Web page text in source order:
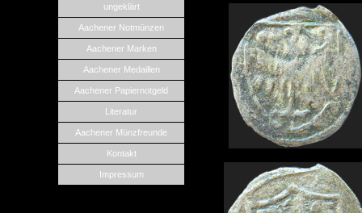
ungeklärt
Aachener Notmünzen
Aachener Marken
Aachener Medaillen
Aachener Papiernotgeld
Literatur
Aachener Münzfreunde
Kontakt
Impressum